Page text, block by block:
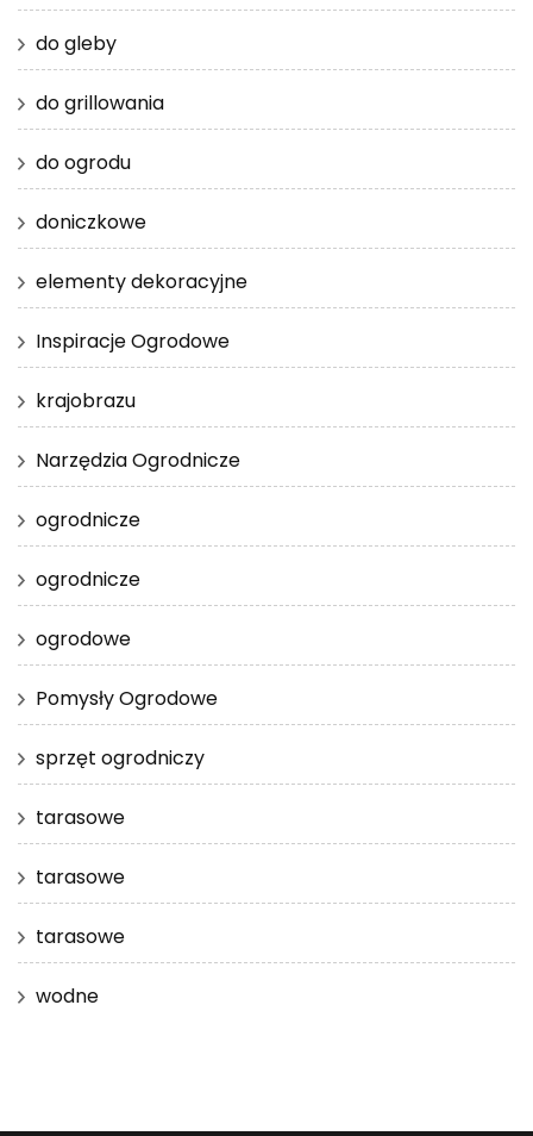
do gleby
do grillowania
do ogrodu
doniczkowe
elementy dekoracyjne
Inspiracje Ogrodowe
krajobrazu
Narzędzia Ogrodnicze
ogrodnicze
ogrodnicze
ogrodowe
Pomysły Ogrodowe
sprzęt ogrodniczy
tarasowe
tarasowe
tarasowe
wodne